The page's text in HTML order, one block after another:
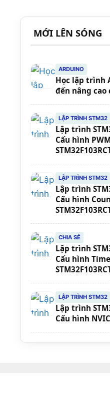
MỚI LÊN SÓNG
ARDUINO
Học lập trình
đến nâng cao
LẬP TRÌNH STM32
Lập trình
Cấu hình
LẬP TRÌNH STM32
Lập trình
Cấu hình
CHIA SẺ
Lập trình
Cấu hình
LẬP TRÌNH STM32
Lập trình
Cấu hình